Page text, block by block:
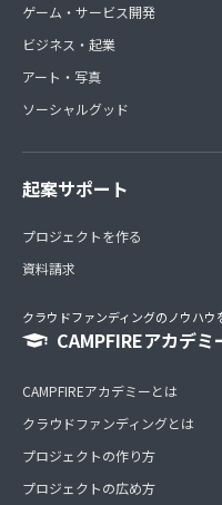
ゲーム・サービス開発
ビジネス・起業
アート・写真
ソーシャルグッド
起案サポート
プロジェクトを作る
資料請求
クラウドファンディングのノウハウ
CAMPFIREアカデミ
CAMPFIREアカデミーとは
クラウドファンディングとは
プロジェクトの作り方
プロジェクトの広め方